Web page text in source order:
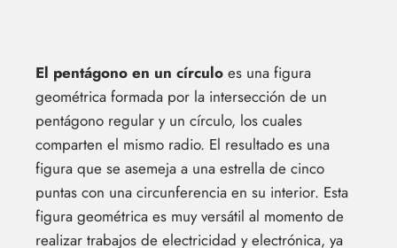
El pentágono en un círculo es una figura
geométrica formada por la intersección de un
pentágono regular y un círculo, los cuales
comparten el mismo radio. El resultado es una
figura que se asemeja a una estrella de cinco
puntas con una circunferencia en su interior. Esta
figura geométrica es muy versátil al momento de
realizar trabajos de electricidad y electrónica, ya